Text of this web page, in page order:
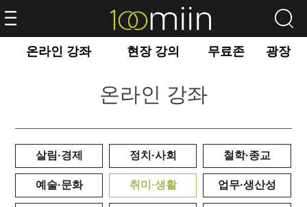
온라인 강좌 현장 강의 무료존 광장
온라인 강좌
살림·경제 정치·사회 철학·종교
예술·문화 취미·생활 업무·생산성